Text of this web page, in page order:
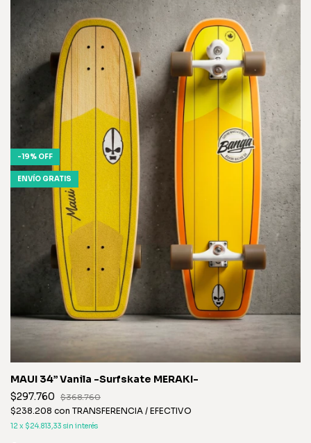
-19% OFF
ENVÍO GRATIS
MAUI 34” Vanila -Surfskate MERAKI-
$297.760
$368.760
$238.208 con TRANSFERENCIA / EFECTIVO
12 x $24.813,33 sin interés